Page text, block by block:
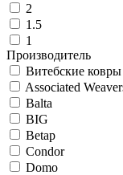
2
1.5
1
Производитель
Витебские ковры
Associated
Balta
BIG
Betap
Condor
Domo